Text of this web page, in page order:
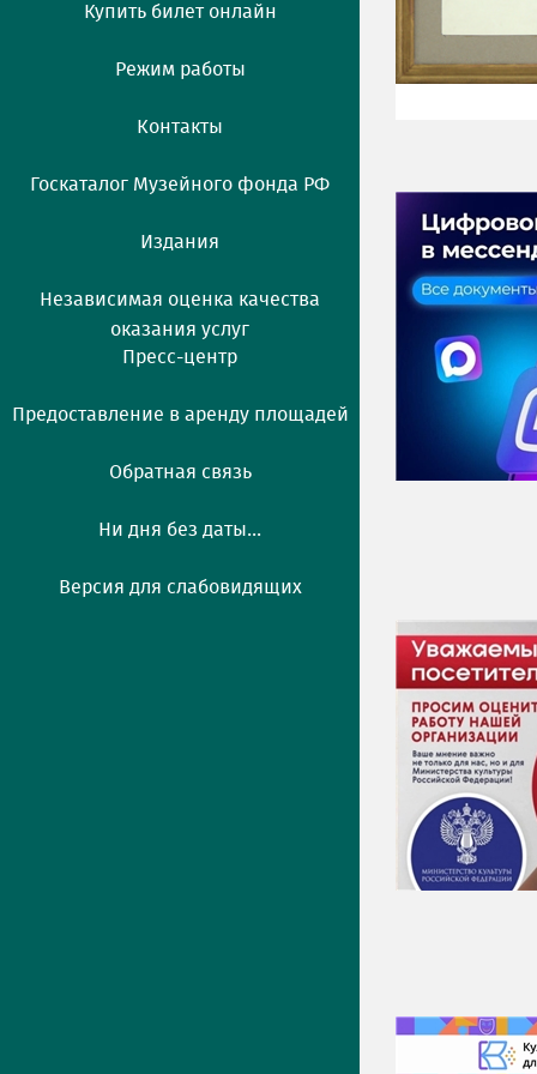
Купить билет онлайн
Режим работы
Контакты
Госкаталог Музейного фонда РФ
Издания
Независимая оценка качества
оказания услуг
Пресс-центр
Предоставление в аренду площадей
Обратная связь
Ни дня без даты...
Версия для слабовидящих